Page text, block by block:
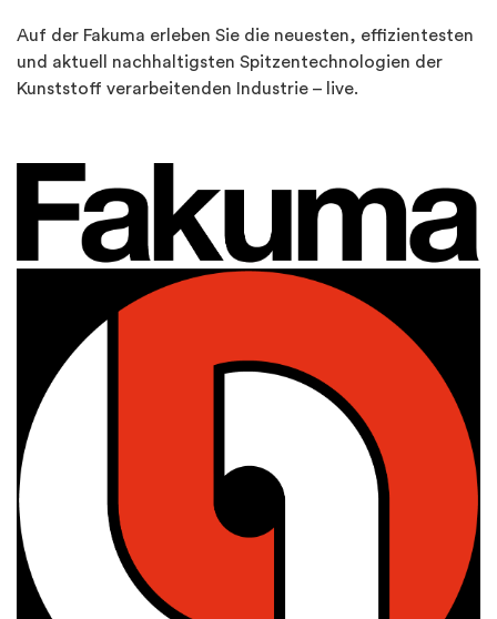
Auf der Fakuma erleben Sie die neuesten, effizientesten
und aktuell nachhaltigsten Spitzentechnologien der
Kunststoff verarbeitenden Industrie – live.